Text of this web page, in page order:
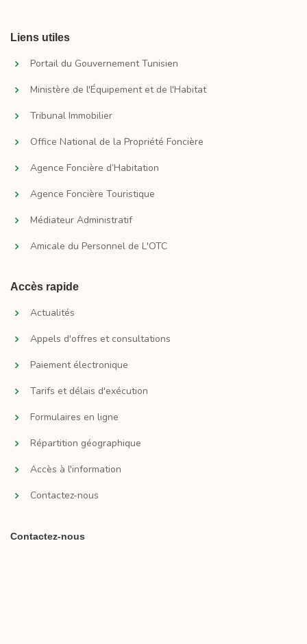
Liens utiles
Portail du Gouvernement Tunisien
Ministère de l'Équipement et de l'Habitat
Tribunal Immobilier
Office National de la Propriété Foncière
Agence Foncière d’Habitation
Agence Foncière Touristique
Médiateur Administratif
Amicale du Personnel de L'OTC
Accès rapide
Actualités
Appels d'offres et consultations
Paiement électronique
Tarifs et délais d'exécution
Formulaires en ligne
Répartition géographique
Accès à l'information
Contactez-nous
Contactez-nous